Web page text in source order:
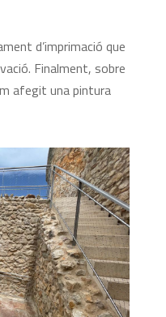
d’imprimació que
Finalment, sobre
afegit una pintura